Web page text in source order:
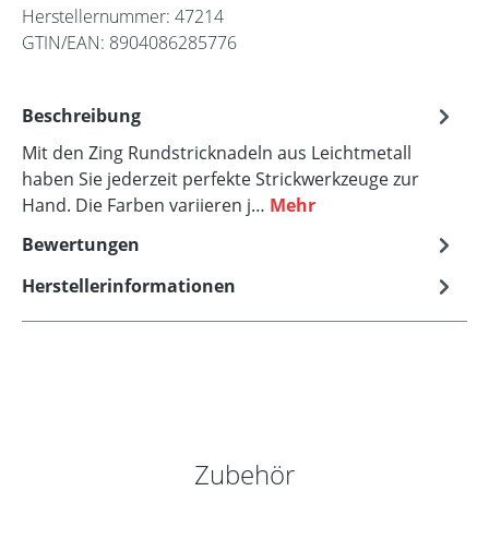
Herstellernummer: 47214
GTIN/EAN: 8904086285776
Beschreibung
Mit den Zing Rundstricknadeln aus Leichtmetall
haben Sie jederzeit perfekte Strickwerkzeuge zur
Hand. Die Farben variieren j… Mehr
Bewertungen
Herstellerinformationen
Produktgalerie überspringen
Zubehör